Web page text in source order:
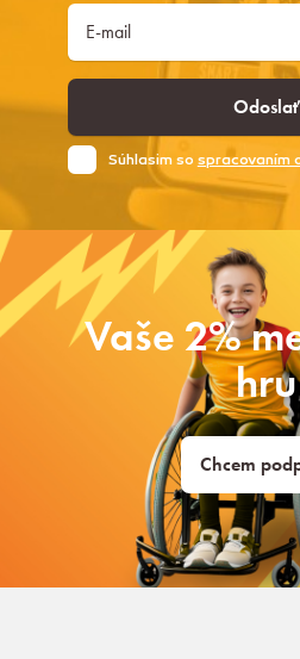
Odoslať
Súhlasim so spracovaním
Vaše 2%
hru
Chcem